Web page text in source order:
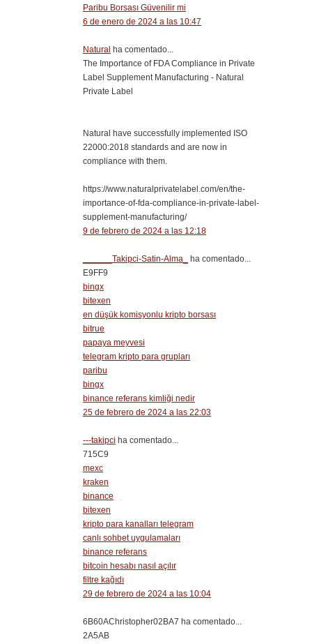
Paribu Borsası Güvenilir mi
6 de enero de 2024 a las 10:47
Natural ha comentado...
The Importance of FDA Compliance in Private
Label Supplement Manufacturing - Natural
Private Label
Natural have successfully implemented ISO
22000:2018 standards and are now in
compliance with them.
https://www.naturalprivatelabel.com/en/the-
importance-of-fda-compliance-in-private-label-
supplement-manufacturing/
9 de febrero de 2024 a las 12:18
______Takipci-Satin-Alma_
ha comentado...
E9FF9
bingx
bitexen
en düşük komisyonlu kripto borsası
bitrue
papaya meyvesi
telegram kripto para grupları
paribu
bingx
binance referans kimliği nedir
25 de febrero de 2024 a las 22:03
---takipci ha comentado...
715C9
mexc
kraken
binance
bitexen
kripto para kanalları telegram
canlı sohbet uygulamaları
binance referans
bitcoin hesabı nasıl açılır
filtre kağıdı
29 de febrero de 2024 a las 10:04
6B60AChristopher02BA7 ha comentado...
2A5AB